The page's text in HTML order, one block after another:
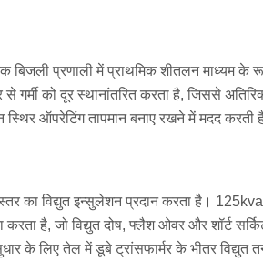
प्रणाली में प्राथमिक शीतलन माध्यम
को दूर स्थानांतरित करता है, जिससे
ऑपरेटिंग तापमान बनाए रखने में मदद
का विद्युत इन्सुलेशन प्रदान करता है।
करता है, जो विद्युत दोष, फ्लैश ओवर और शॉर्ट
के लिए तेल में डूबे ट्रांसफार्मर के भीतर